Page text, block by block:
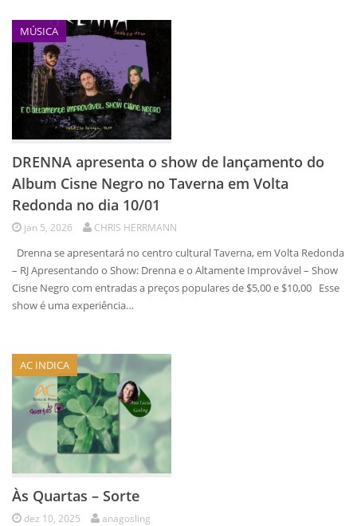
MÚSICA
DRENNA apresenta o show de lançamento do
Album Cisne Negro no Taverna em Volta
Redonda no dia 10/01
jan 5, 2026 CHRIS HERRMANN
Drenna se apresentará no centro cultural Taverna, em Volta Redonda
– RJ Apresentando o Show: Drenna e o Altamente Improvável – Show
Cisne Negro com entradas a preços populares de $5,00 e $10,00 Esse
show é uma experiência…
AC INDICA
Às Quartas – Sorte
dez 10, 2025 anagosling